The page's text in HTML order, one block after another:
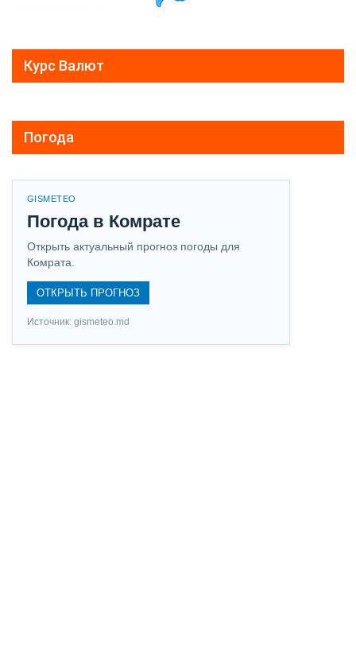
Курс Валют
Погода
GISMETEO
Погода в Комрате
Открыть актуальный прогноз погоды для
Комрата.
ОТКРЫТЬ ПРОГНОЗ
Источник: gismeteo.md